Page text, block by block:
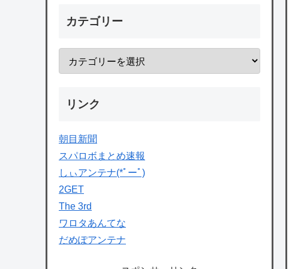
カテゴリー
リンク
朝目新聞
スパロボまとめ速報
しぃアンテナ(*ﾟーﾟ)
2GET
The 3rd
ワロタあんてな
だめぽアンテナ